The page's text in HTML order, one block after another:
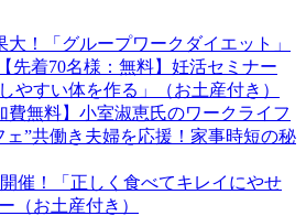
！「グループワークダイエット」
先着70名様：無料】妊活セミナー
やすい体を作る」（お土産付き）
費無料】小室淑恵氏のワークライフ
”共働き夫婦を応援！家事時短の秘
催！「正しく食べてキレイにやせ
（お土産付き）